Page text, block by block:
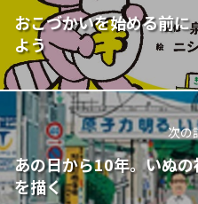
おこづかいを始める前
よう
次の
あの日から10年。いぬ
を描く